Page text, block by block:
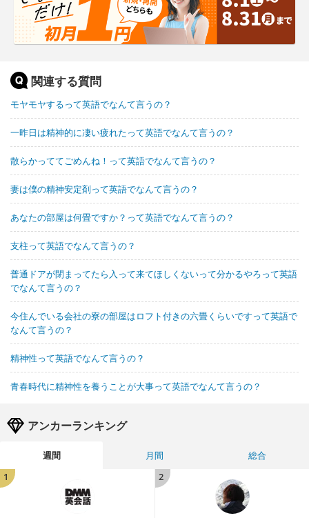
関連する質問
モヤモヤするって英語でなんて言うの？
一昨日は精神的に凄い疲れたって英語でなんて言うの？
散らかっててごめんね！って英語でなんて言うの？
妻は僕の精神安定剤って英語でなんて言うの？
あなたの部屋は何畳ですか？って英語でなんて言うの？
支柱って英語でなんて言うの？
普通ドアが閉まってたら入って来てほしくないって分かるやろって英語
でなんて言うの？
今住んでいる会社の寮の部屋はロフト付きの六畳くらいですって英語で
なんて言うの？
精神性って英語でなんて言うの？
青春時代に精神性を養うことが大事って英語でなんて言うの？
アンカーランキング
週間 月間
総合
1
2